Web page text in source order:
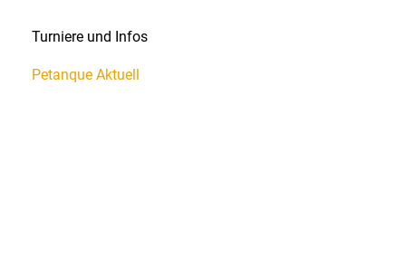
Turniere und Infos
Petanque Aktuell